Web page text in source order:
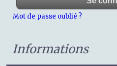
Mot de passe oublié ?
Informations